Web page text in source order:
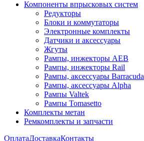
Компоненты впрысковых систем
Редукторы
Блоки и коммутаторы
Электронные комплекты
Датчики и аксессуары
Жгуты
Рампы, инжекторы AEB
Рампы, инжекторы Rail
Рампы, аксессуары Barracuda
Рампы, аксессуары Alpha
Рампы Valtek
Рампы Tomasetto
Комплекты метан
Ремкомплекты и запчасти
ОплатаДоставкаКонтакты